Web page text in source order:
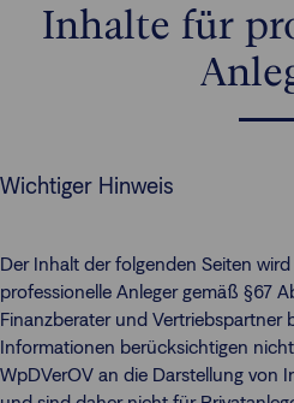
Inhalte für
Wichtiger Hinweis
Der Inhalt der folgenden Seiten
professionelle Anleger gemäß §67
Finanzberater und Vertriebspartner
Informationen berücksichtigen
WpDVerOV an die Darstellung von